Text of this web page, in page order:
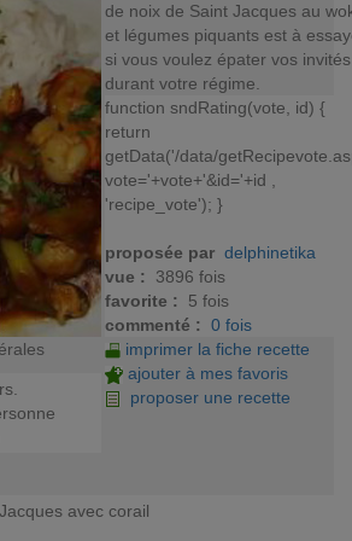
de noix de Saint Jacques au
et légumes piquants est à
si vous voulez épater vos invités
durant votre régime.
function sndRating(vote, id) {
return
getData('/data/
vote='+vote+'&id='+id ,
'recipe_vote'); }
proposée par delphinetika
vue :
3896 fois
favorite :
5 fois
commenté :
0 fois
imprimer la fiche recette
ajouter à mes favoris
proposer une recette
avec corail